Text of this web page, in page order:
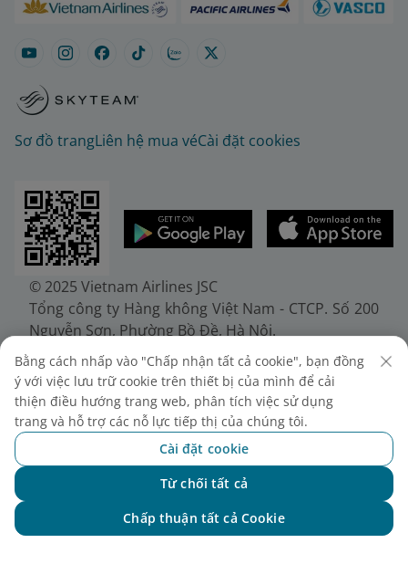
Sơ đồ trangLiên hệ mua véCài đặt cookies
© 2025 Vietnam Airlines JSC
Tổng công ty Hàng không Việt Nam - CTCP. Số 200
Nguyễn Sơn, Phường Bồ Đề, Hà Nội.
Điện thoại: (+84-24) 38272289. Fax: (+84-24)
38722375
Giấy chứng nhận đăng ký doanh nghiệp, mã số
doanh nghiệp 0100107518, đăng ký lần đầu ngày
30/6/2010, đăng ký thay đổi lần thứ 10 ngày
24/7/2025, cấp bởi Sở Tài chính Thành phố Hà Nội.
Bằng cách nhấp vào "Chấp nhận tất cả cookie", bạn đồng
ý với việc lưu trữ cookie trên thiết bị của mình để cải
thiện điều hướng trang web, phân tích việc sử dụng
trang và hỗ trợ các nỗ lực tiếp thị của chúng tôi.
Cài đặt cookie
Từ chối tất cả
Chấp thuận tất cả Cookie